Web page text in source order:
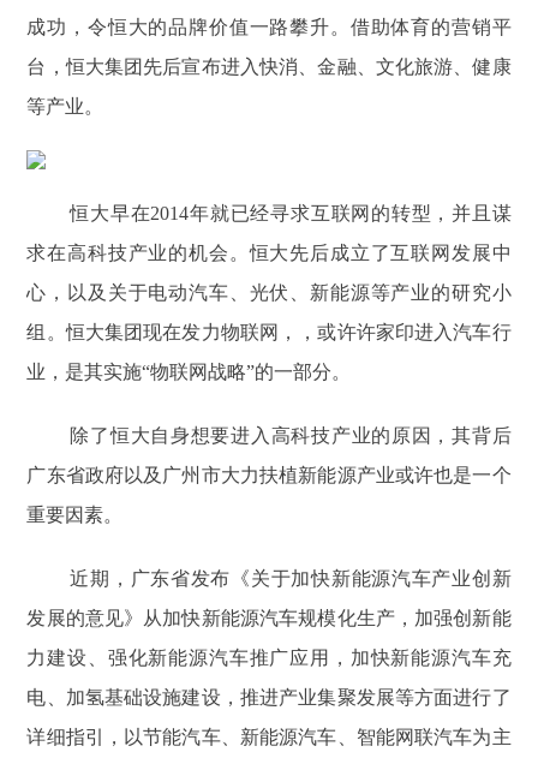
成功，令恒大的品牌价值一路攀升。借助体育的营销平
台，恒大集团先后宣布进入快消、金融、文化旅游、健康
等产业。
恒大早在2014年就已经寻求互联网的转型，并且谋
求在高科技产业的机会。恒大先后成立了互联网发展中
心，以及关于电动汽车、光伏、新能源等产业的研究小
组。恒大集团现在发力物联网，，或许许家印进入汽车行
业，是其实施“物联网战略”的一部分。
除了恒大自身想要进入高科技产业的原因，其背后
广东省政府以及广州市大力扶植新能源产业或许也是一个
重要因素。
近期，广东省发布《关于加快新能源汽车产业创新
发展的意见》从加快新能源汽车规模化生产，加强创新能
力建设、强化新能源汽车推广应用，加快新能源汽车充
电、加氢基础设施建设，推进产业集聚发展等方面进行了
详细指引，以节能汽车、新能源汽车、智能网联汽车为主